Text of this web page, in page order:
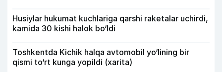
Husiylar hukumat kuchlariga qarshi raketalar uchirdi,
kamida 30 kishi halok bo‘ldi
Toshkentda Kichik halqa avtomobil yo‘lining bir
qismi to‘rt kunga yopildi (xarita)